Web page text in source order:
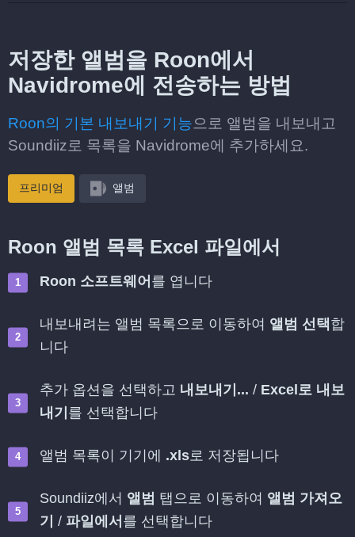
저장한 앨범을 Roon에서
Navidrome에 전송하는 방법
Roon의 기본 내보내기 기능으로 앨범을 내보내고
Soundiiz로 목록을 Navidrome에 추가하세요.
프리미엄 앨범
Roon 앨범 목록 Excel 파일에서
Roon 소프트웨어 를 엽니다
내보내려는 앨범 목록으로 이동하여 앨범 선택합
니다
추가 옵션을 선택하고 내보내기... / Excel로 내보
내기 를 선택합니다
앨범 목록이 기기에 .xls로 저장됩니다
Soundiiz에서 앨범 탭으로 이동하여 앨범 가져오
기 / 파일에서 를 선택합니다